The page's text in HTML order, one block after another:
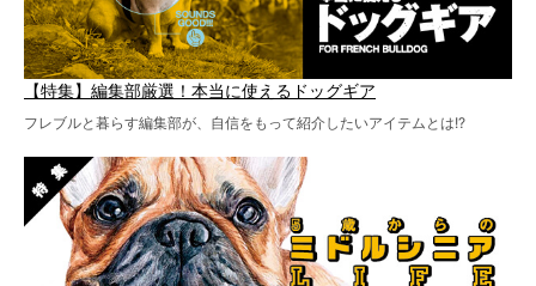
【特集】編集部厳選！本当に使えるドッグギア
フレブルと暮らす編集部が、自信をもって紹介したいアイテムとは!?